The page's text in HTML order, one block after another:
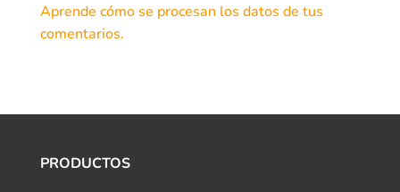
Aprende cómo se procesan los datos de tus
comentarios.
PRODUCTOS